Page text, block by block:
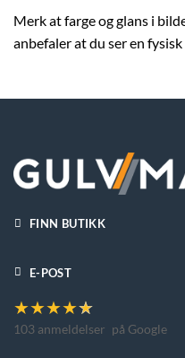
Merk at farge og glans i
anbefaler at du ser en
FINN BUTIKK
E-POST
★★★★★
103 anmeldelser på Google